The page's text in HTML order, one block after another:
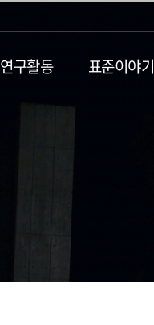
연구활동 표준이야기